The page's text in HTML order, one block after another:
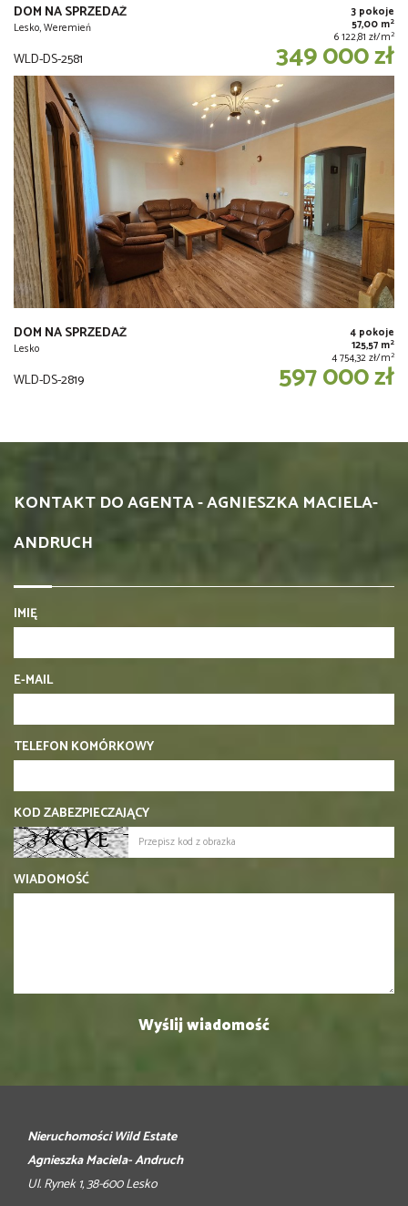
DOM NA SPRZEDAŻ
Lesko, Weremień
3 pokoje
57,00 m2
6 122,81 zł/m2
WLD-DS-2581 349 000 zł
DOM NA SPRZEDAŻ
Lesko
4 pokoje
125,57 m2
4 754,32 zł/m2
WLD-DS-2819 597 000 zł
KONTAKT DO AGENTA - AGNIESZKA MACIELA-
ANDRUCH
IMIĘ
E-MAIL
TELEFON KOMÓRKOWY
KOD ZABEZPIECZAJĄCY
WIADOMOŚĆ
Nieruchomości Wild Estate
Agnieszka Maciela- Andruch
Ul. Rynek 1, 38-600 Lesko